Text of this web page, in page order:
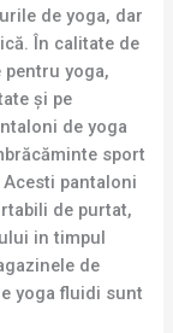
de yoga, dar
În calitate de
yoga,
și pe
de yoga
sport
pantaloni
de purtat,
in timpul
de
yoga fluidi sunt